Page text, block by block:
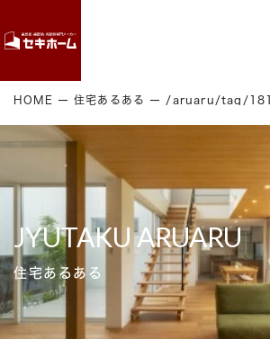
HOME 住宅あるある /aruaru/tag/
JYUTAKU ARUARU
住宅あるある